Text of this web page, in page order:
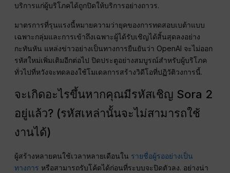
บริการแก่ผู้บริโภคได้ถูกปิดให้บริการอย่างถาวร.
มาตรการที่รุนแรงนี้หมายความว่ายุคของการทดสอบเบต้าแบบ
เฉพาะกลุ่มและการเข้าถึงเฉพาะผู้ได้รับเชิญได้สิ้นสุดลงอย่าง
กะทันหัน แหล่งข่าวอย่างเป็นทางการยืนยันว่า OpenAI จะไม่ออก
รหัสใหม่เพิ่มเติมอีกต่อไป ปิดประตูอย่างสมบูรณ์สำหรับผู้บริโภค
ทั่วไปที่หวังจะทดลองใช้โมเดลการสร้างวิดีโอที่ปฏิวัติวงการนี้.
จะเกิดอะไรขึ้นหากคุณมีรหัสเชิญ Sora 2
อยู่แล้ว? (รหัสเหล่านั้นจะไม่สามารถใช้
งานได้)
ผู้สร้างหลายคนใช้เวลาหลายเดือนใน รายชื่อผู้รออย่างเป็น
ทางการ หรือสามารถรับโค้ดได้ก่อนที่ระบบจะปิดตัวลง. อย่างน่า